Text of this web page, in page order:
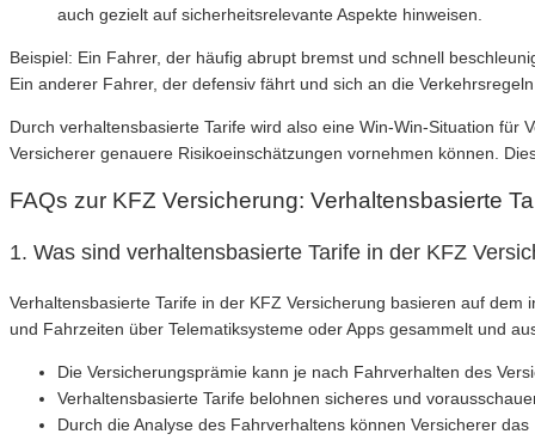
auch gezielt auf sicherheitsrelevante Aspekte hinweisen.
Beispiel: Ein Fahrer, der häufig abrupt bremst und schnell
Ein anderer Fahrer, der defensiv fährt und sich an die
Durch verhaltensbasierte Tarife wird also eine Win-Win-Situation
Versicherer genauere Risikoeinschätzungen vornehmen können.
FAQs zur KFZ Versicherung: Verhaltensbasierte
1. Was sind verhaltensbasierte Tarife in der KFZ
Verhaltensbasierte Tarife in der KFZ Versicherung basieren auf
und Fahrzeiten über Telematiksysteme oder Apps gesammelt und
Die Versicherungsprämie kann je nach Fahrverhalten des
Verhaltensbasierte Tarife belohnen sicheres und
Durch die Analyse des Fahrverhaltens können Versicherer